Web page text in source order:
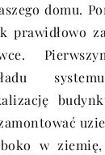
domu.
w